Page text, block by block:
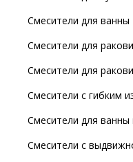
Смесители для ванны
Смесители для
Смесители для
Смесители с гибким
Смесители для ванны
Смесители с